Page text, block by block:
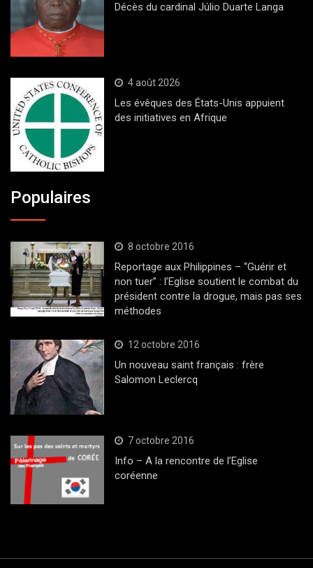
Décès du cardinal Júlio Duarte Langa
4 août 2026
Les évêques des États-Unis appuient
des initiatives en Afrique
Populaires
8 octobre 2016
Reportage aux Philippines – “Guérir et
non tuer” : l’Eglise soutient le combat du
président contre la drogue, mais pas ses
méthodes
12 octobre 2016
Un nouveau saint français : frère
Salomon Leclercq
7 octobre 2016
Info – A la rencontre de l’Eglise
coréenne